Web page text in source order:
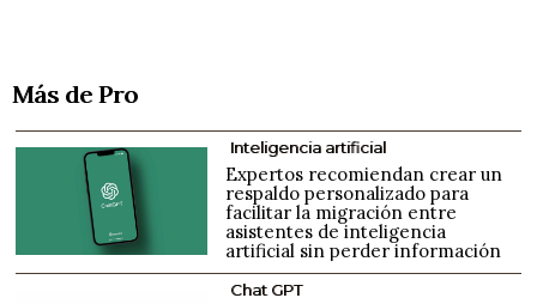
Más de Pro
Inteligencia artificial
Expertos recomiendan crear un
respaldo personalizado para
facilitar la migración entre
asistentes de inteligencia
artificial sin perder información
Chat GPT